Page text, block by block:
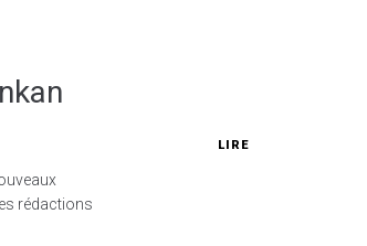
rédactions
LIRE